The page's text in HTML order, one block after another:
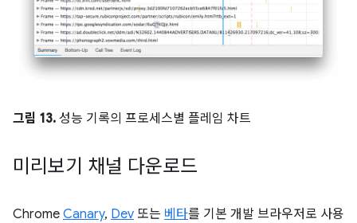
그림 13. 성능 기록의 프로세스별 플레임 차트
미리보기 채널 다운로드
Chrome Canary, Dev 또는 베타를 기본 개발 브라우저로 사용